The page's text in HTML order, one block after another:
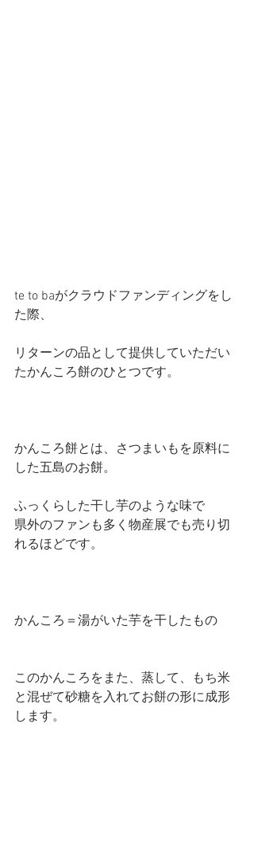
te to baがクラウドファンディングをし
た際、
リターンの品として提供していただい
たかんころ餅のひとつです。
かんころ餅とは、さつまいもを原料に
した五島のお餅。
ふっくらした干し芋のような味で
県外のファンも多く物産展でも売り切
れるほどです。
かんころ＝湯がいた芋を干したもの
このかんころをまた、蒸して、もち米
と混ぜて砂糖を入れてお餅の形に成形
します。